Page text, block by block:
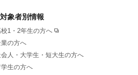
対象者別情報
1・2年生の方へ
の方へ
人・大学生・短大生の方へ
生の方へ